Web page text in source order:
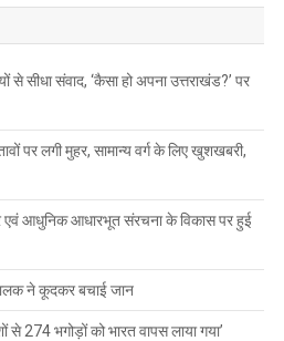
से सीधा संवाद, ‘कैसा हो अपना उत्तराखंड?’ पर
पर लगी मुहर, सामान्य वर्ग के लिए खुशखबरी,
एवं आधुनिक आधारभूत संरचना के विकास पर हुई
ने कूदकर बचाई जान
274 भगोड़ों को भारत वापस लाया गया’